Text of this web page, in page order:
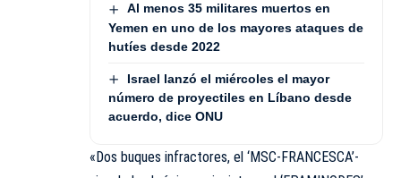
Al menos 35 militares muertos en
Yemen en uno de los mayores ataques de
hutíes desde 2022
Israel lanzó el miércoles el mayor
número de proyectiles en Líbano desde
acuerdo, dice ONU
«Dos buques infractores, el ‘MSC-FRANCESCA’-